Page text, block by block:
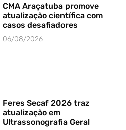
CMA Araçatuba promove
atualização científica com
casos desafiadores
06/08/2026
Feres Secaf 2026 traz
atualização em
Ultrassonografia Geral